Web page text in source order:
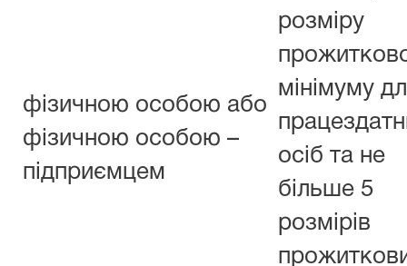
фізичною особою або
фізичною особою –
підприємцем
розміру
мінімуму
осіб та не
більше 5
розмірів